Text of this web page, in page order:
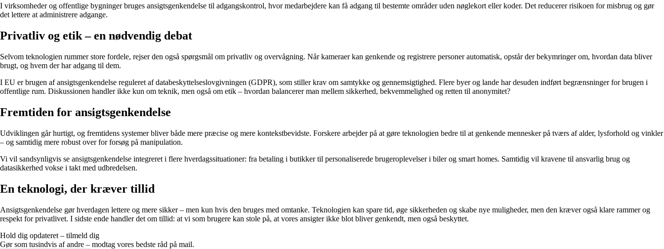
I virksomheder og offentlige bygninger bruges ansigtsgenkendelse til adgangskontrol, hvor medarbejdere kan få adgang til bestemte områder uden nøglekort eller koder. Det reducerer risikoen for misbrug og gør
det lettere at administrere adgange.
Privatliv og etik – en nødvendig debat
Selvom teknologien rummer store fordele, rejser den også spørgsmål om privatliv og overvågning. Når kameraer kan genkende og registrere personer automatisk, opstår der bekymringer om, hvordan data bliver
brugt, og hvem der har adgang til dem.
I EU er brugen af ansigtsgenkendelse reguleret af databeskyttelseslovgivningen (GDPR), som stiller krav om samtykke og gennemsigtighed. Flere byer og lande har desuden indført begrænsninger for brugen i
offentlige rum. Diskussionen handler ikke kun om teknik, men også om etik – hvordan balancerer man mellem sikkerhed, bekvemmelighed og retten til anonymitet?
Fremtiden for ansigtsgenkendelse
Udviklingen går hurtigt, og fremtidens systemer bliver både mere præcise og mere kontekstbevidste. Forskere arbejder på at gøre teknologien bedre til at genkende mennesker på tværs af alder, lysforhold og vinkler
– og samtidig mere robust over for forsøg på manipulation.
Vi vil sandsynligvis se ansigtsgenkendelse integreret i flere hverdagssituationer: fra betaling i butikker til personaliserede brugeroplevelser i biler og smart homes. Samtidig vil kravene til ansvarlig brug og
datasikkerhed vokse i takt med udbredelsen.
En teknologi, der kræver tillid
Ansigtsgenkendelse gør hverdagen lettere og mere sikker – men kun hvis den bruges med omtanke. Teknologien kan spare tid, øge sikkerheden og skabe nye muligheder, men den kræver også klare rammer og
respekt for privatlivet. I sidste ende handler det om tillid: at vi som brugere kan stole på, at vores ansigter ikke blot bliver genkendt, men også beskyttet.
Hold dig opdateret – tilmeld dig
Gør som tusindvis af andre – modtag vores bedste råd på mail.